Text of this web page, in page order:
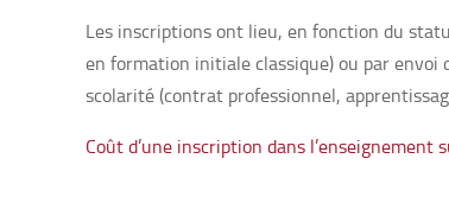
Les inscriptions ont lieu, en fonction du
en formation initiale classique) ou par envoi
scolarité (contrat professionnel,
Coût d’une inscription dans l’enseignement